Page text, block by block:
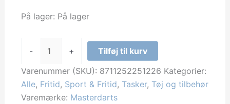
På lager: På lager
-
Dartboard
Starter
Set
+
Tilføj til kurv
Varenummer (SKU): 8711252251226 Kategorier:
Alle, Fritid, Sport & Fritid, Tasker, Tøj og tilbehør
Varemærke: Masterdarts